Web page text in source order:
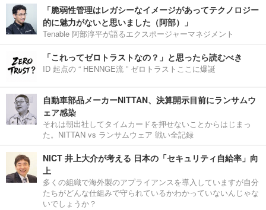
「脆弱性管理はレガシーなイメージがあってテクノロジー
的に魅力がないと思いました（阿部）」
Tenable 阿部淳平が語るエクスポージャーマネジメント
「これってゼロトラストなの？」と思ったら読むべき
ID 起点の “ HENNGE流 ” ゼロトラストここに爆誕
自動車部品メーカーNITTAN、決算開示目前にランサムウ
ェア感染
それは朝出社してタイムカードを押せないことからはじまっ
た。NITTAN vs ランサムウェア 戦い全記録
NICT 井上大介が考える 日本の「セキュリティ自給率」向
上
多くの組織で海外製のアプライアンスを導入していますが自分
たちがどんな仕組みで守られているかわかっていないんじゃな
いでしょうか？